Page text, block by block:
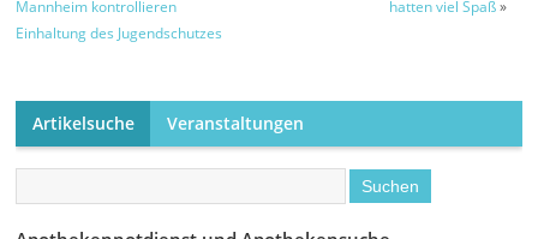
Mannheim kontrollieren
Einhaltung des Jugendschutzes
hatten viel Spaß»
Artikelsuche Veranstaltungen